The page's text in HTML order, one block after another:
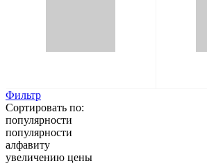
Фильтр
Сортировать по:
популярности
популярности
алфавиту
увеличению цены